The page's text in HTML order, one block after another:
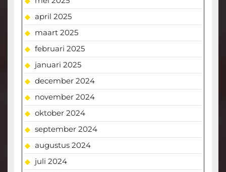
april 2025
maart 2025
februari 2025
januari 2025
december 2024
november 2024
oktober 2024
september 2024
augustus 2024
juli 2024